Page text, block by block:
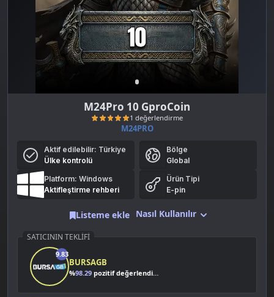
M24Pro 10 GproCoin
1 değerlendirme
M24PRO
Aktif edilebilir: Türkiye
Ülke kontrolü
Bölge
Global
Platform: Windows
Aktifleştirme rehberi
Ürün Tipi
E-pin
Nasıl Kullanılır
Listeme ekle
SATICININ TEKLIFI
9.83
BURSAGB
%98.29 pozitif değerlendirme